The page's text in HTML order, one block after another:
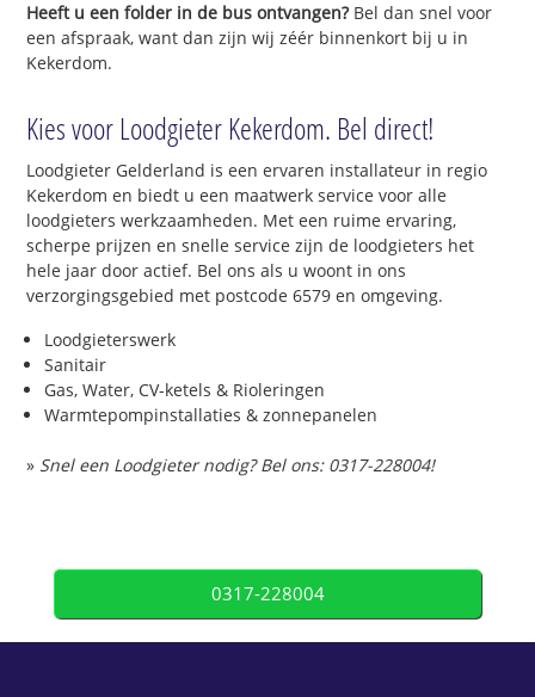
Heeft u een folder in de bus ontvangen?Bel dan snel voor
een afspraak, want dan zijn wij zéér binnenkort bij u in
Kekerdom.
Kies voor Loodgieter Kekerdom. Bel direct!
Loodgieter Gelderland is een ervaren installateur in regio
Kekerdom en biedt u een maatwerk service voor alle
loodgieters werkzaamheden. Met een ruime ervaring,
scherpe prijzen en snelle service zijn de loodgieters het
hele jaar door actief. Bel ons als u woont in ons
verzorgingsgebied met postcode 6579 en omgeving.
Loodgieterswerk
Sanitair
Gas, Water, CV-ketels & Rioleringen
Warmtepompinstallaties & zonnepanelen
» Snel een Loodgieter nodig? Bel ons: 0317-228004!
0317-228004